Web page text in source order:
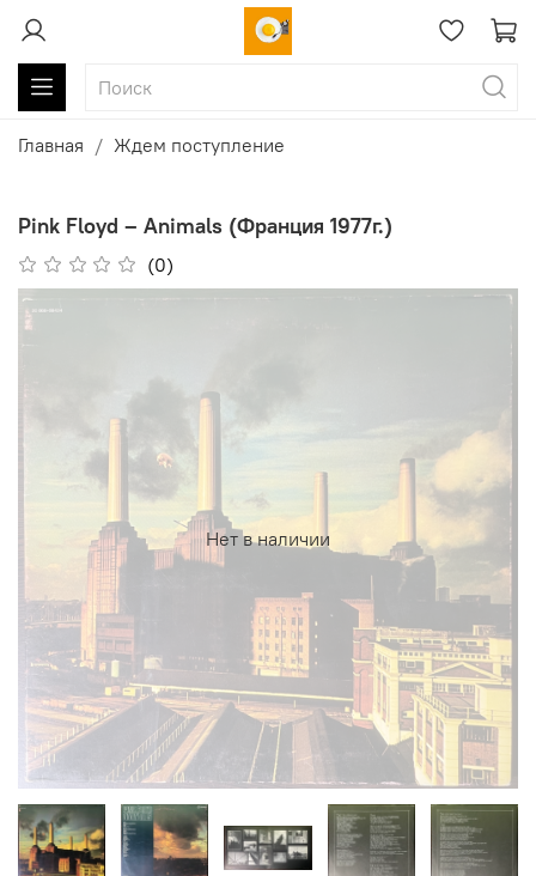
Главная Ждем поступление
Pink Floyd ‎– Animals (Франция 1977г.)
(0)
Нет в наличии